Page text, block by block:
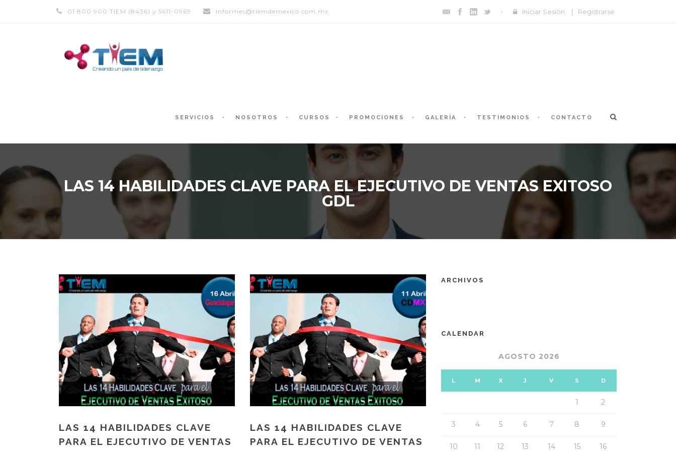
01 800 900 TIEM (8436) y 5611-0969 informes@tiemdemexico.com.mx Iniciar Sesión | Registrarse
SERVICIOS NOSOTROS CURSOS PROMOCIONES GALERÍA TESTIMONIOS CONTACTO
LAS 14 HABILIDADES CLAVE PARA EL EJECUTIVO DE VENTAS EXITOSO
GDL
LAS 14 HABILIDADES CLAVE
PARA EL EJECUTIVO DE VENTAS
LAS 14 HABILIDADES CLAVE
PARA EL EJECUTIVO DE VENTAS
ARCHIVOS
CALENDAR
AGOSTO 2026
L M X J V S D
1 2
3 4 5 6 7 8 9
10 11 12 13 14 15 16